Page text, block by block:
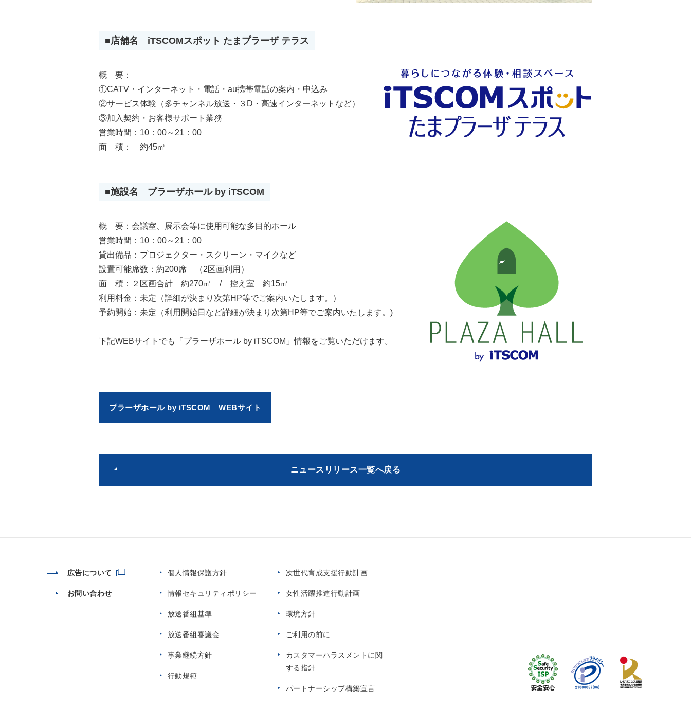
■店舗名 iTSCOMスポット たまプラーザ テラス
概 要：
①CATV・インターネット・電話・au携帯電話の案内・申込み
②サービス体験（多チャンネル放送・３D・高速インターネットなど）
③加入契約・お客様サポート業務
営業時間：10：00～21：00
面 積： 約45㎡
■施設名 プラーザホール by iTSCOM
概 要：会議室、展示会等に使用可能な多目的ホール
営業時間：10：00～21：00
貸出備品：プロジェクター・スクリーン・マイクなど
設置可能席数：約200席 （2区画利用）
面 積：２区画合計 約270㎡ / 控え室 約15㎡
利用料金：未定（詳細が決まり次第HP等でご案内いたします。）
予約開始：未定（利用開始日など詳細が決まり次第HP等でご案内いたします。)
下記WEBサイトでも「プラーザホール by iTSCOM」情報をご覧いただけます。
プラーザホール by iTSCOM WEBサイト
ニュースリリース一覧へ戻る
広告について
お問い合わせ
個人情報保護方針
情報セキュリティポリシー
放送番組基準
放送番組審議会
事業継続方針
行動規範
次世代育成支援行動計画
女性活躍推進行動計画
環境方針
ご利用の前に
カスタマーハラスメントに関
する指針
パートナーシップ構築宣言